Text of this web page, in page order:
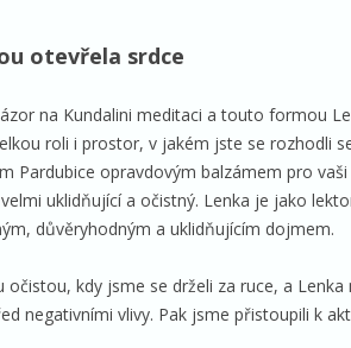
otevřela srdce
na Kundalini meditaci a touto formou
roli i prostor, v jakém jste se rozhodli
Pardubice opravdovým balzámem pro vaši
uklidňující a očistný. Lenka je jako
důvěryhodným a uklidňujícím dojmem.
kdy jsme se drželi za ruce, a
negativními vlivy. Pak jsme přistoupili k